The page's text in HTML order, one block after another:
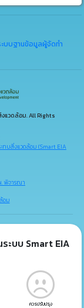
ะบบฐานข้อมูลผู้จัดทำ
แวดล้อม. All Rights
บสิ่งแวดล้อม (Smart EIA
. พิจารณา
อม
ะบบ Smart EIA
ควรปรับปรุง